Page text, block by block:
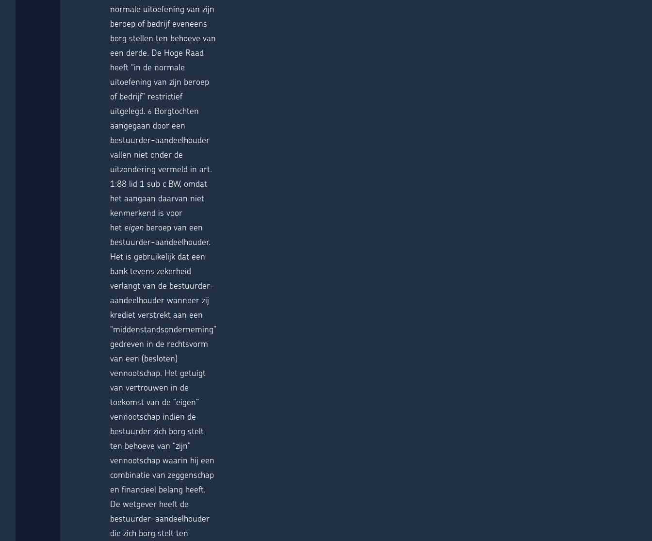
normale uitoefening van zijn
beroep of bedrijf eveneens
borg stellen ten behoeve van
een derde. De Hoge Raad
heeft “in de normale
uitoefening van zijn beroep
of bedrijf” restrictief
uitgelegd. 6 Borgtochten
aangegaan door een
bestuurder-aandeelhouder
vallen niet onder de
uitzondering vermeld in art.
1:88 lid 1 sub c BW, omdat
het aangaan daarvan niet
kenmerkend is voor
het eigen beroep van een
bestuurder-aandeelhouder.
Het is gebruikelijk dat een
bank tevens zekerheid
verlangt van de bestuurder-
aandeelhouder wanneer zij
krediet verstrekt aan een
“middenstandsonderneming”
gedreven in de rechtsvorm
van een (besloten)
vennootschap. Het getuigt
van vertrouwen in de
toekomst van de “eigen”
vennootschap indien de
bestuurder zich borg stelt
ten behoeve van “zijn”
vennootschap waarin hij een
combinatie van zeggenschap
en financieel belang heeft.
De wetgever heeft de
bestuurder-aandeelhouder
die zich borg stelt ten